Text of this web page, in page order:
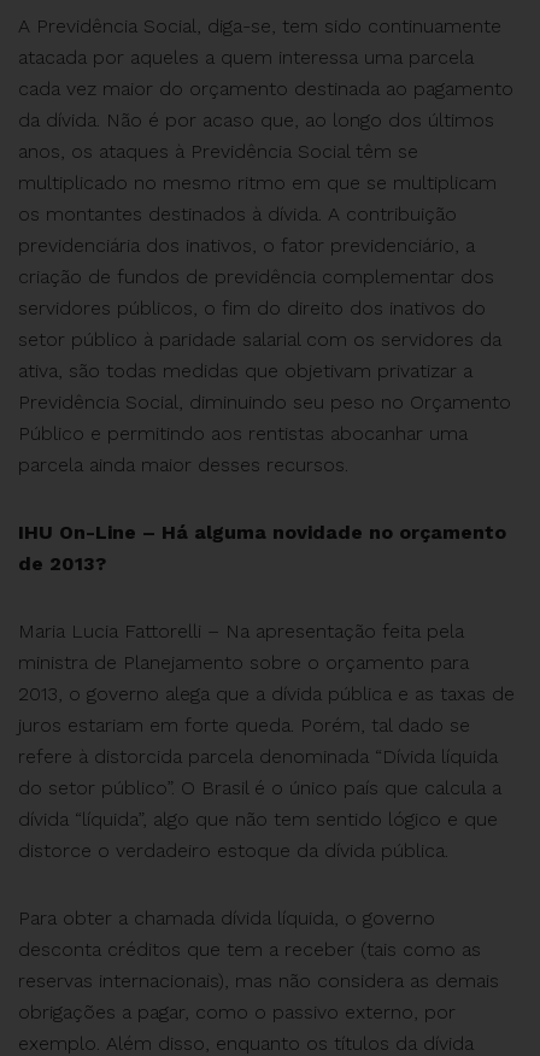
A Previdência Social, diga-se, tem sido continuamente
atacada por aqueles a quem interessa uma parcela
cada vez maior do orçamento destinada ao pagamento
da dívida. Não é por acaso que, ao longo dos últimos
anos, os ataques à Previdência Social têm se
multiplicado no mesmo ritmo em que se multiplicam
os montantes destinados à dívida. A contribuição
previdenciária dos inativos, o fator previdenciário, a
criação de fundos de previdência complementar dos
servidores públicos, o fim do direito dos inativos do
setor público à paridade salarial com os servidores da
ativa, são todas medidas que objetivam privatizar a
Previdência Social, diminuindo seu peso no Orçamento
Público e permitindo aos rentistas abocanhar uma
parcela ainda maior desses recursos.
IHU On-Line – Há alguma novidade no orçamento
de 2013?
Maria Lucia Fattorelli – Na apresentação feita pela
ministra de Planejamento sobre o orçamento para
2013, o governo alega que a dívida pública e as taxas de
juros estariam em forte queda. Porém, tal dado se
refere à distorcida parcela denominada “Dívida líquida
do setor público”. O Brasil é o único país que calcula a
dívida “líquida”, algo que não tem sentido lógico e que
distorce o verdadeiro estoque da dívida pública.
Para obter a chamada dívida líquida, o governo
desconta créditos que tem a receber (tais como as
reservas internacionais), mas não considera as demais
obrigações a pagar, como o passivo externo, por
exemplo. Além disso, enquanto os títulos da dívida